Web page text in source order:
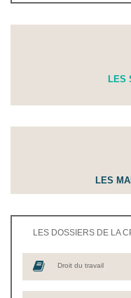
LES
LES
LES DOSSIERS DE LA
Droit du travail